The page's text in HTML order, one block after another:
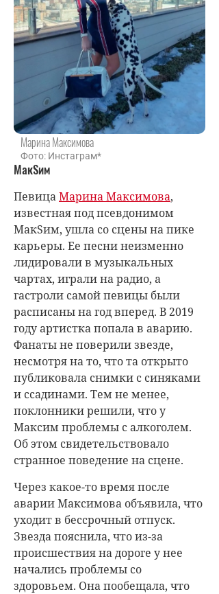
Марина Максимова
Фото: Инстаграм*
МакSим
ПевицаМарина Максимова,
известная под псевдонимом
МакSим, ушла со сцены на пике
карьеры. Ее песни неизменно
лидировали в музыкальных
чартах, играли на радио, а
гастроли самой певицы были
расписаны на год вперед. В 2019
году артистка попала в аварию.
Фанаты не поверили звезде,
несмотря на то, что та открыто
публиковала снимки с синяками
и ссадинами. Тем не менее,
поклонники решили, что у
Максим проблемы с алкоголем.
Об этом свидетельствовало
странное поведение на сцене.
Через какое-то время после
аварии Максимова объявила, что
уходит в бессрочный отпуск.
Звезда пояснила, что из-за
происшествия на дороге у нее
начались проблемы со
здоровьем. Она пообещала, что